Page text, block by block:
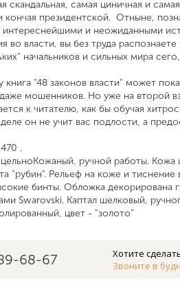
самая циничная и
кончая президентской. Отныне,
и неожиданными
во власти, вы без труда
начальников и сильных мира
"48 законов власти" может
мошенников. Но уже на второй
к читателю, как бы обучая
он не учит вас подлости, а
.
ручной работы. Кожа
"рубин". Рельеф на коже и
бинты. Обложка декорирована
Swarovski. Каптал шелковый,
цвет - "золото"
68-67
Хотите
Звоните в